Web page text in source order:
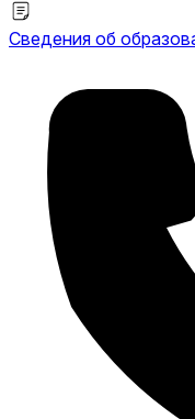
Сведения об